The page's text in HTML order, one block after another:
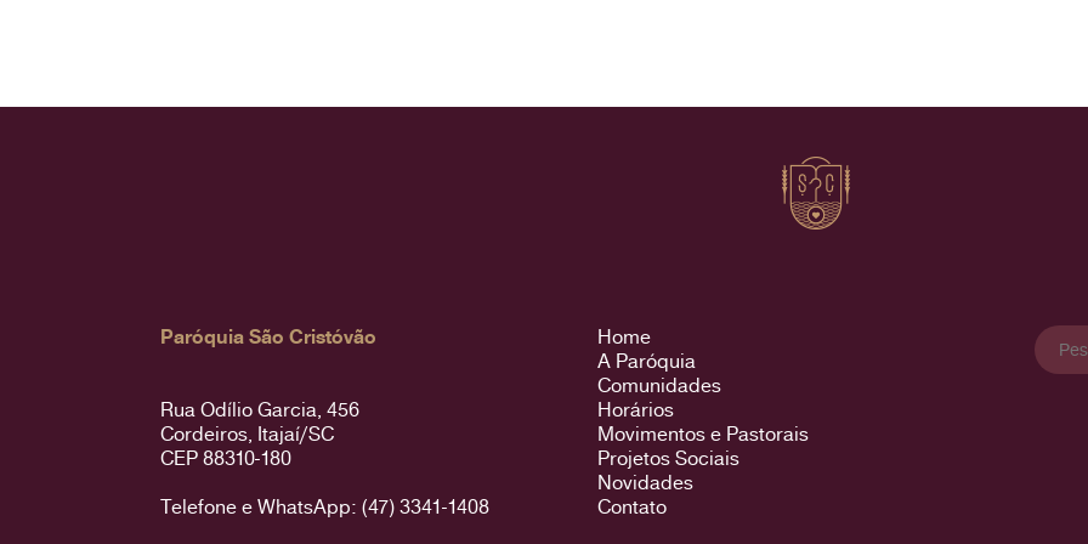
Paróquia São Cristóvão
Rua Odílio Garcia, 456
Cordeiros, Itajaí/SC
CEP 88310-180
Telefone e WhatsApp: (47) 3341-1408
Home
A Paróquia
Comunidades
Horários
Movimentos e Pastorais
Projetos Sociais
Novidades
Contato
por: